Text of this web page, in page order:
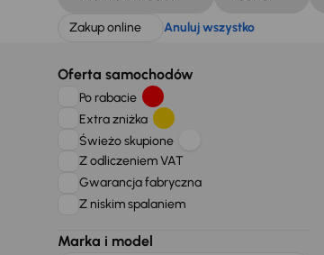
Zakup online Anuluj wszystko
Oferta samochodów
Po rabacie
Extra zniżka
Świeżo skupione
Z odliczeniem VAT
Gwarancja fabryczna
Z niskim spalaniem
Marka i model